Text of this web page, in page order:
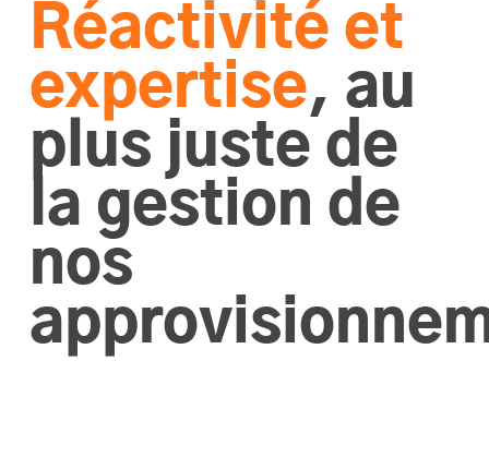
Réactivité et
expertise, au
plus juste de
la gestion de
nos